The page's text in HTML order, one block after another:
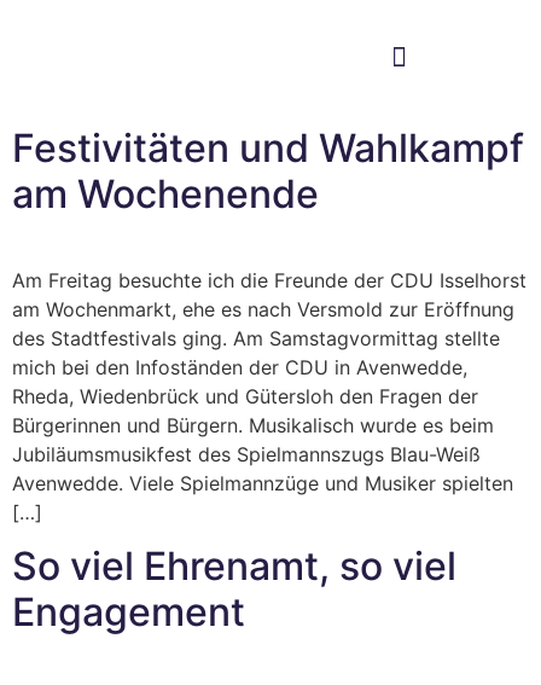
Festivitäten und Wahlkampf
am Wochenende
Am Freitag besuchte ich die Freunde der CDU Isselhorst
am Wochenmarkt, ehe es nach Versmold zur Eröffnung
des Stadtfestivals ging. Am Samstagvormittag stellte
mich bei den Infoständen der CDU in Avenwedde,
Rheda, Wiedenbrück und Gütersloh den Fragen der
Bürgerinnen und Bürgern. Musikalisch wurde es beim
Jubiläumsmusikfest des Spielmannszugs Blau-Weiß
Avenwedde. Viele Spielmannzüge und Musiker spielten
[…]
So viel Ehrenamt, so viel
Engagement